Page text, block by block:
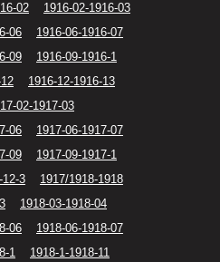
02
1916-02-1916-03
06
1916-06-1916-07
09
1916-09-1916-1
1916-12-1916-13
02-1917-03
06
1917-06-1917-07
09
1917-09-1917-1
12-3
1917/1918-1918
1918-03-1918-04
06
1918-06-1918-07
1
1918-1-1918-11